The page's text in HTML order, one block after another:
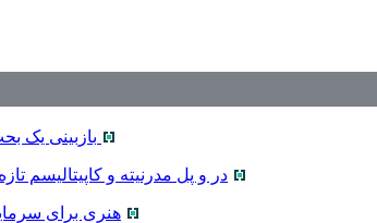
بازبینی یک
در و پل مدرنیته و کاپیتالیسم
هنری برای